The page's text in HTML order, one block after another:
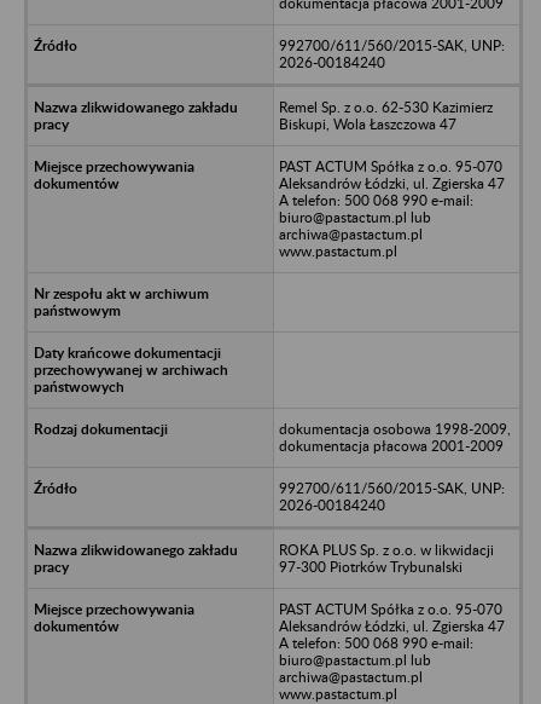
992700/611/560/2015-SAK, UNP:
2026-00184240
Remel Sp. z o.o. 62-530 Kazimierz
Biskupi, Wola Łaszczowa 47
PAST ACTUM Spółka z o.o. 95-070
Aleksandrów Łódzki, ul. Zgierska 47
A telefon: 500 068 990 e-mail:
biuro@pastactum.pl lub
archiwa@pastactum.pl
www.pastactum.pl
dokumentacja osobowa 1998-2009,
dokumentacja płacowa 2001-2009
992700/611/560/2015-SAK, UNP:
2026-00184240
ROKA PLUS Sp. z o.o. w likwidacji
97-300 Piotrków Trybunalski
PAST ACTUM Spółka z o.o. 95-070
Aleksandrów Łódzki, ul. Zgierska 47
A telefon: 500 068 990 e-mail:
biuro@pastactum.pl lub
archiwa@pastactum.pl
www.pastactum.pl